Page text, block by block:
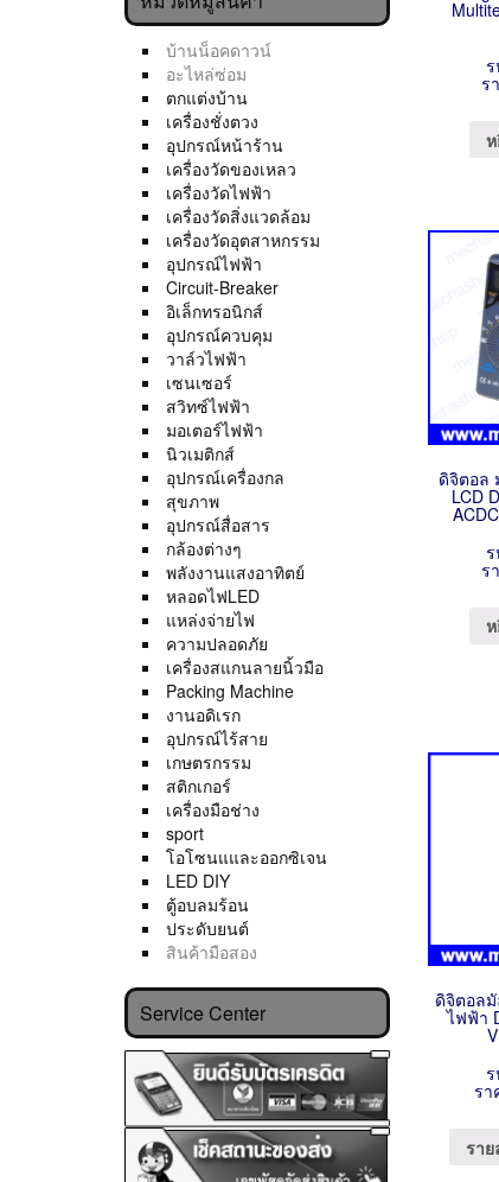
บ้านน็อคดาวน์
อะไหล่ซ่อม
ตกแต่งบ้าน
เครื่องชั่งตวง
อุปกรณ์หน้าร้าน
เครื่องวัดของเหลว
เครื่องวัดไฟฟ้า
เครื่องวัดสิ่งแวดล้อม
เครื่องวัดอุตสาหกรรม
อุปกรณ์ไฟฟ้า
Circuit-Breaker
อิเล็กทรอนิกส์
อุปกรณ์ควบคุม
วาล์วไฟฟ้า
เซนเซอร์
สวิทซ์ไฟฟ้า
มอเตอร์ไฟฟ้า
นิวเมติกส์
อุปกรณ์เครื่องกล
สุขภาพ
อุปกรณ์สื่อสาร
กล้องต่างๆ
พลังงานแสงอาทิตย์
หลอดไฟLED
แหล่งจ่ายไฟ
ความปลอดภัย
เครื่องสแกนลายนิ้วมือ
Packing Machine
งานอดิเรก
อุปกรณ์ไร้สาย
เกษตรกรรม
สติกเกอร์
เครื่องมือช่าง
sport
โอโซนแและออกซิเจน
LED DIY
ตู้อบลมร้อน
ประดับยนต์
สินค้ามือสอง
Service Center
ร
ดิจิตอล
LCD
ร
ดิจิตอล
ไฟฟ้า
รา
ราย